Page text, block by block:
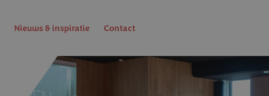
Nieuws & inspiratie Contact